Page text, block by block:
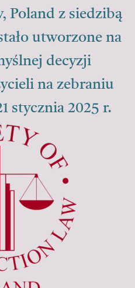
Poland z siedzibą
utworzone na
decyzji
na zebraniu
stycznia 2025 r.